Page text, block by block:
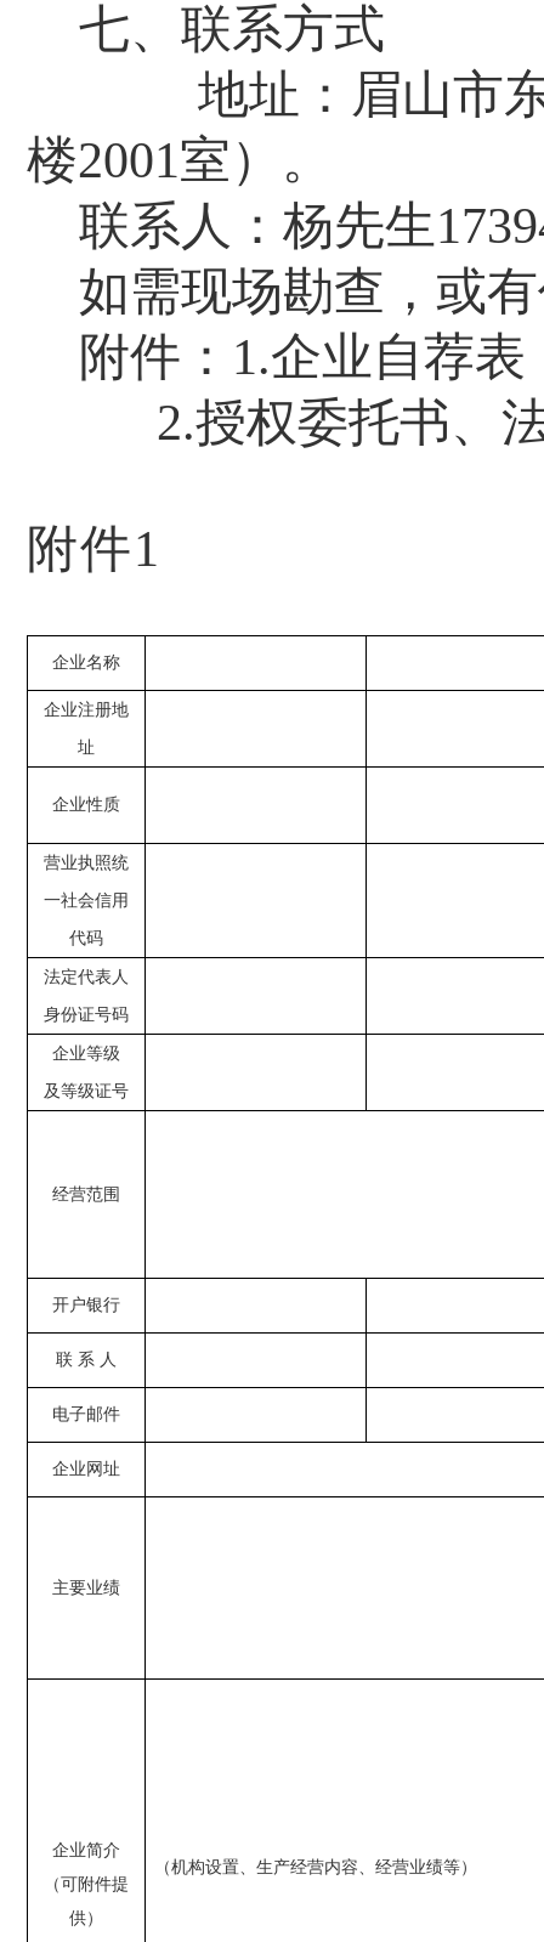
七、联系方式
地址：眉山市
楼2001室）。
联系人： 杨先生
如需现场勘查，或
附件： 1.企业自荐表
2.授权委托书、
附件1
企业名称
企业注册地
址
企业性质
营业执照统
一社会信用
代码
法定代表人
身份证号码
企业等级
及等级证号
经营范围
开户银行
联 系 人
电子邮件
企业网址
主要业绩
企业简介
（可附件提
供）
（机构设置、生产经营内容、经营业绩等）